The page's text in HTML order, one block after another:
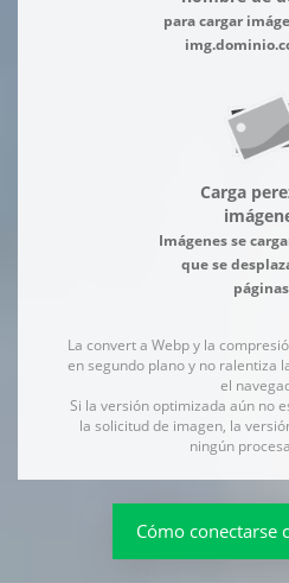
para cargar
Carga
Imágenes se
que se
La convert a Webp y la
en segundo plano y no ralentiza
el
Si la versión optimizada aún no
la solicitud de imagen, la
ningún
Cómo conectarse